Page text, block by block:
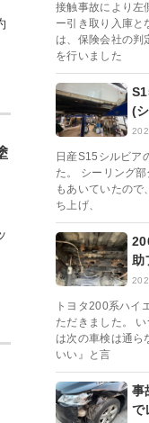
接触事故により左
ー引き取り入庫と
は、保険会社の判
を行いました
(
日産S15シルビア
た。 シーリング
もあいていたので
ち上げ、
トヨタ200系ハイ
ただきました。
は次の車検は通ら
いい』と言
事
で